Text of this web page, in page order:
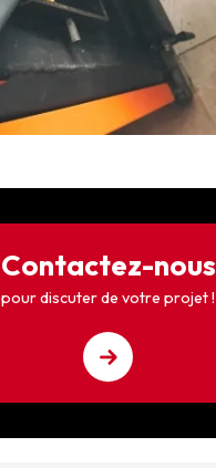
Contactez-nous
pour discuter de votre projet !